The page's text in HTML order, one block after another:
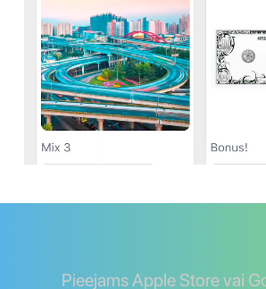
Pieejams Apple Store vai